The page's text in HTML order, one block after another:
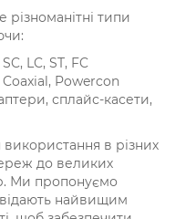
типи
SC, LC, ST, FC
Coaxial, Powercon
сплайс-касети,
в різних
до великих
Ми пропонуємо
найвищим